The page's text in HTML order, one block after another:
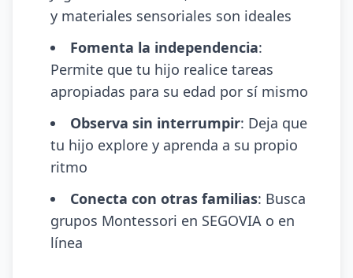
y materiales sensoriales son ideales
Fomenta la independencia:
Permite que tu hijo realice tareas
apropiadas para su edad por sí mismo
Observa sin interrumpir: Deja que
tu hijo explore y aprenda a su propio
ritmo
Conecta con otras familias: Busca
grupos Montessori en SEGOVIA o en
línea